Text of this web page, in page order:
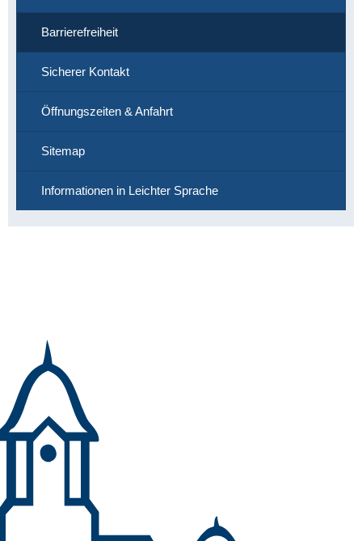
Barrierefreiheit
Sicherer Kontakt
Öffnungszeiten & Anfahrt
Sitemap
Informationen in Leichter Sprache